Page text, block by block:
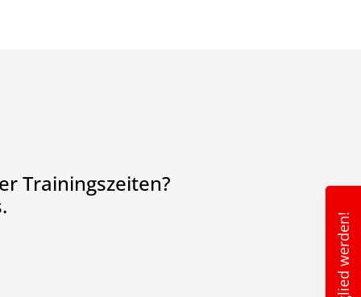
Trainingszeiten?
Mitglied werden!